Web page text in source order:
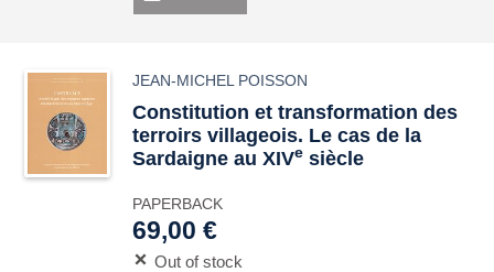
JEAN-MICHEL POISSON
Constitution et transformation des
terroirs villageois. Le cas de la
Sardaigne au XIVe siècle
PAPERBACK
69,00 €
Out of stock